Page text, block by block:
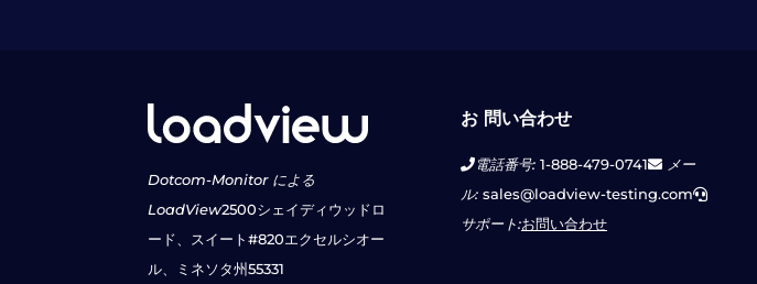
Dotcom-Monitor による
LoadView2500シェイディウッドロ
ード、スイート#820エクセルシオー
ル、ミネソタ州55331
お 問い合わせ
電話番号:1-888-479-0741
メー
ル:sales@loadview-testing.com
サポート:お問い合わせ